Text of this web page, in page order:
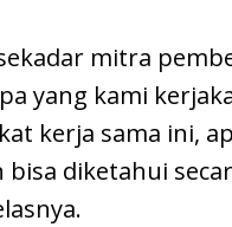
mitra
yang kami
kerja sama ini,
diketahui